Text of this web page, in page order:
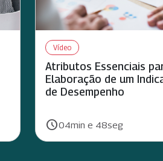
Vídeo
Atributos Essenciais
Elaboração de um
de Desempenho
Duração:
schedule04min e 48seg